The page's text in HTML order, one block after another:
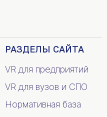
РАЗДЕЛЫ САЙТА
VR для предприятий
VR для вузов и СПО
Нормативная база